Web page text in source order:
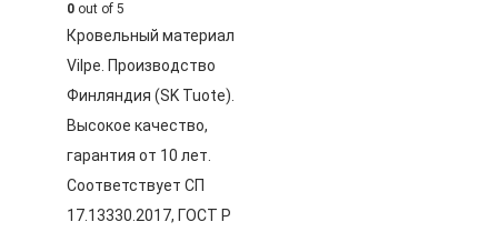
0 out of 5
Кровельный материал
Vilpe. Производство
Финляндия (SK Tuote).
Высокое качество,
гарантия от 10 лет.
Соответствует СП
17.13330.2017, ГОСТ Р